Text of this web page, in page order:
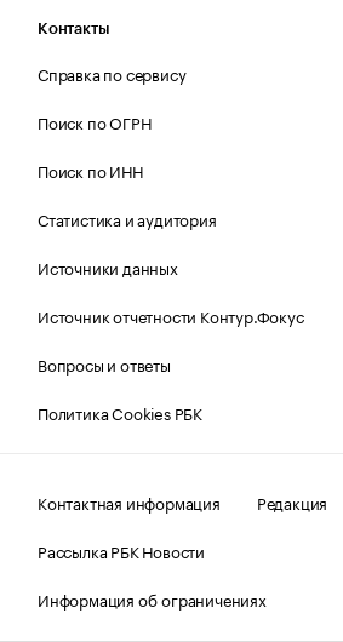
Контакты
Справка по сервису
Поиск по ОГРН
Поиск по ИНН
Статистика и аудитория
Источники данных
Источник отчетности Контур.Фокус
Вопросы и ответы
Политика Cookies РБК
Контактная информация
Редакция
Рассылка РБК Новости
Информация об ограничениях